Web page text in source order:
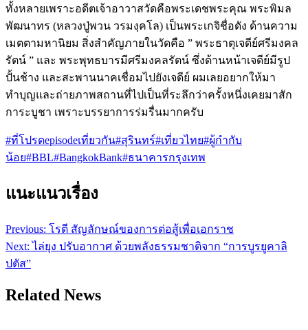
ทั้งหลายเพราะอดีตเจ้าอาวาสวัดคือพระเดชพระคุณ พระพิมล
พัฒนาทร (หลวงปู่พวน วรมงฺคโล) เป็นพระเกจิชื่อดัง ด้านความ
เมตตามหานิยม สิ่งสำคัญภายในวัดคือ ” พระธาตุเจดีย์ศรีมงคล
รัตน์ ” และ พระพุทธบารมีศรีมงคลรัตน์ ซึ่งด้านหน้าเจดีย์มีรูป
ปั้นช้าง และสะพานนาคเชื่อมไปยังเจดีย์ ผมเลยอยากให้มา
ทำบุญและถ่ายภาพสถานที่ไปเป็นที่ระลึกว่าครั้งหนึ่งเคยมาสัก
การะบูชา เพราะบรรยาการร่มรื่นมากครับ
#ที่โปรดepisodeเที่ยวกัน#สุรินทร์#เที่ยวไทย#ผู้กำกับ
น้อย#BBL#BangkokBank#ธนาคารกรุงเทพ
แนะแนวเรื่อง
Previous: โรตี สัญลักษณ์ของการต่อสู้เพื่อเอกราช
Next: ไล่ยุง ปรับอากาศ ด้วยพลังธรรมชาติจาก “การบูรยูคาลิ
ปตัส”
Related News